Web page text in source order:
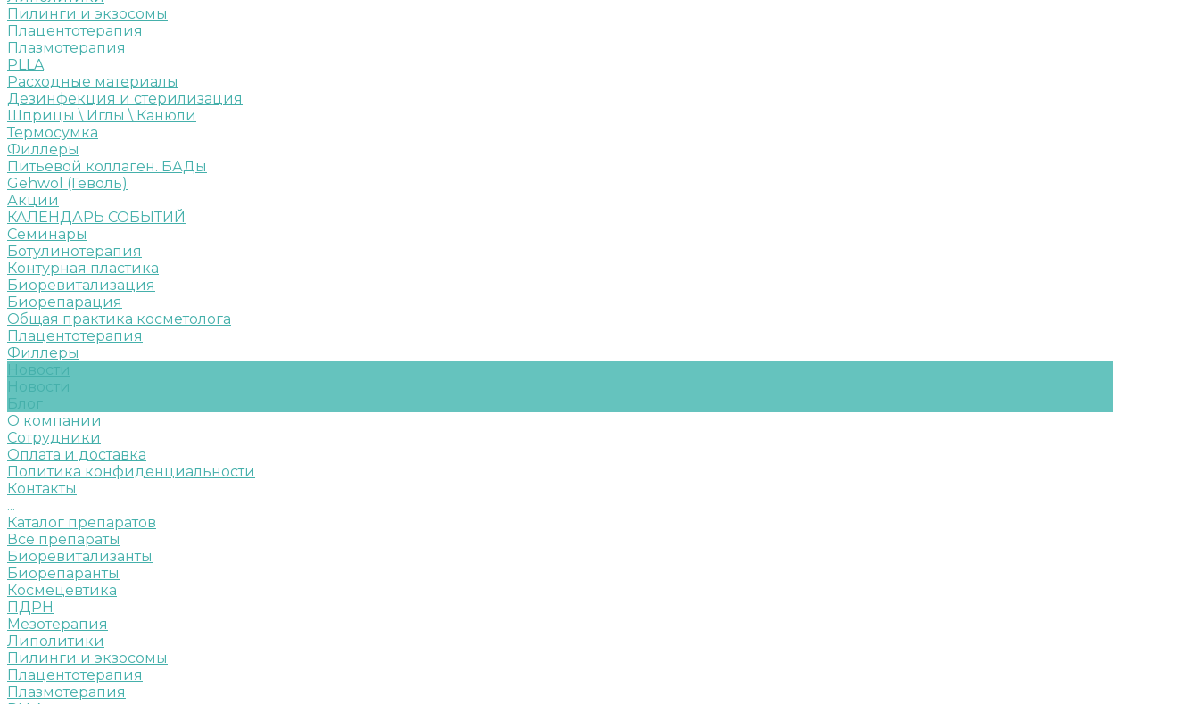
Пилинги и экзосомы
Плацентотерапия
Плазмотерапия
PLLA
Расходные материалы
Дезинфекция и стерилизация
Шприцы \ Иглы \ Канюли
Термосумка
Филлеры
Питьевой коллаген. БАДы
Gehwol (Геволь)
Акции
КАЛЕНДАРЬ СОБЫТИЙ
Семинары
Ботулинотерапия
Контурная пластика
Биоревитализация
Биорепарация
Общая практика косметолога
Плацентотерапия
Филлеры
Новости
Новости
Блог
О компании
Сотрудники
Оплата и доставка
Политика конфиденциальности
Контакты
...
Каталог препаратов
Все препараты
Биоревитализанты
Биорепаранты
Космецевтика
ПДРН
Мезотерапия
Липолитики
Пилинги и экзосомы
Плацентотерапия
Плазмотерапия